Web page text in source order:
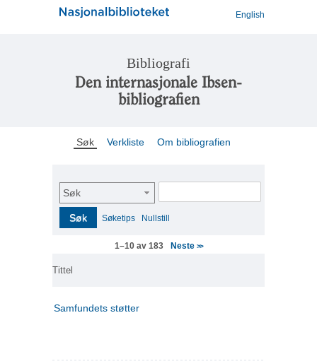
English
Bibliografi
Den internasjonale Ibsen-
bibliografien
Søk Verkliste Om bibliografien
Søk
Søk Søketips Nullstill
1–10 av 183 Neste >>
Tittel
Samfundets støtter